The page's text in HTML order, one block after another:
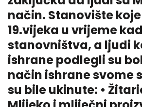
način. Stanovište
19.vijeka u vrijeme
stanovništva, a ljudi
ishrane podlegli su
način ishrane svome
su bile ukinute: •